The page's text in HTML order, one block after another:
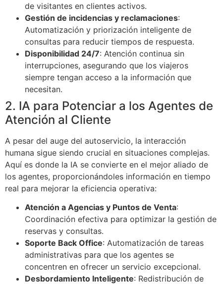
de visitantes en clientes activos.
Gestión de incidencias y reclamaciones:
Automatización y priorización inteligente de
consultas para reducir tiempos de respuesta.
Disponibilidad 24/7: Atención continua sin
interrupciones, asegurando que los viajeros
siempre tengan acceso a la información que
necesitan.
2. IA para Potenciar a los Agentes de
Atención al Cliente
A pesar del auge del autoservicio, la interacción
humana sigue siendo crucial en situaciones complejas.
Aquí es donde la IA se convierte en el mejor aliado de
los agentes, proporcionándoles información en tiempo
real para mejorar la eficiencia operativa:
Atención a Agencias y Puntos de Venta:
Coordinación efectiva para optimizar la gestión de
reservas y consultas.
Soporte Back Office: Automatización de tareas
administrativas para que los agentes se
concentren en ofrecer un servicio excepcional.
Desbordamiento Inteligente: Redistribución de